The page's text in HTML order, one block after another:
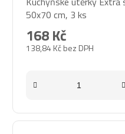
50x70 cm, 3 ks
138,84 Kč bez DPH
168 Kč